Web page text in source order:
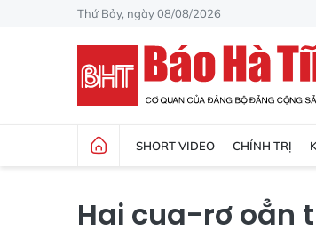
Thứ Bảy, ngày 08/08/2026
SHORT VIDEO CHÍNH TRỊ
Hai cua-rơ oẳn